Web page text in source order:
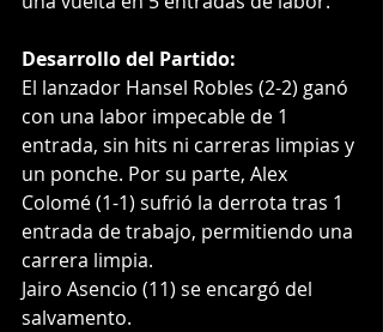
Desarrollo del Partido:
El lanzador Hansel Robles (2-2) ganó
con una labor impecable de 1
entrada, sin hits ni carreras limpias y
un ponche. Por su parte, Alex
Colomé (1-1) sufrió la derrota tras 1
entrada de trabajo, permitiendo una
carrera limpia.
Jairo Asencio (11) se encargó del
salvamento.